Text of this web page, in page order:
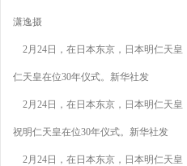
潇逸摄
2月24日，在日本东京，日本明仁天皇
仁天皇在位30年仪式。新华社发
2月24日，在日本东京，日本明仁天
祝明仁天皇在位30年仪式。新华社发
2月24日，在日本东京，日本明仁天